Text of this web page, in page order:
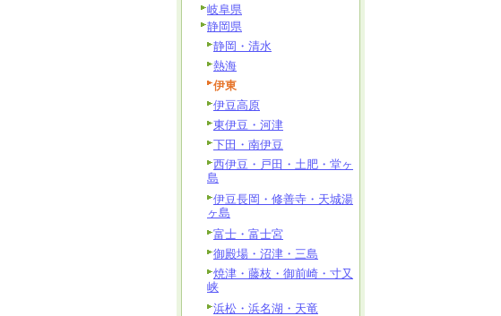
岐阜県
静岡県
静岡・清水
熱海
伊東
伊豆高原
東伊豆・河津
下田・南伊豆
西伊豆・戸田・土肥・堂ヶ
島
伊豆長岡・修善寺・天城湯
ヶ島
富士・富士宮
御殿場・沼津・三島
焼津・藤枝・御前崎・寸又
峡
浜松・浜名湖・天竜